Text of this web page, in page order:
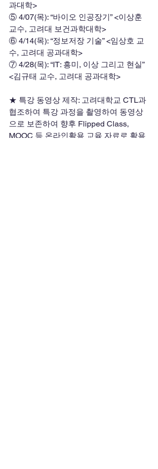
과대학>
⑤ 4/07(목): “바이오 인공장기” <이상훈
교수, 고려대 보건과학대학>
⑥ 4/14(목): “정보저장 기술” <임상호 교
수, 고려대 공과대학>
⑦ 4/28(목): “IT: 흥미, 이상 그리고 현실”
<김규태 교수, 고려대 공과대학>
★ 특강 동영상 제작: 고려대학교 CTL과
협조하여 특강 과정을 촬영하여 동영상
으로 보존하여 향후 Flipped Class,
MOOC 등 온라인활용 교육 자료로 활용